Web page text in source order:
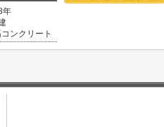
年
ンクリート